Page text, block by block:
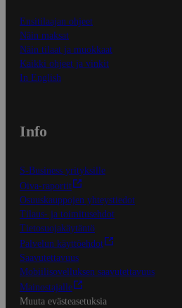
Ensitilaajan ohjeet
Näin maksat
Näin tilaat ja muokkaat
Kaikki ohjeet ja vinkit
In English
Info
S-Business yrityksille
Oiva-raportit
Osuuskauppojen yhteystiedot
Tilaus- ja toimitusehdot
Tietosuojakäytäntö
Palvelun käyttöehdot
Saavutettavuus
Mobiilisovelluksen saavutettavuus
Mainostajalle
Muuta evästeasetuksia